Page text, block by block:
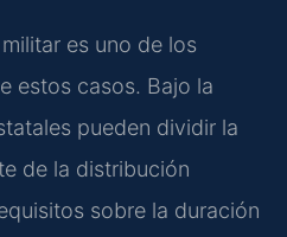
es uno de los
estos casos. Bajo la
pueden dividir la
de la distribución
sobre la duración